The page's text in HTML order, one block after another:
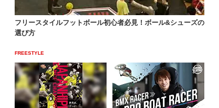
フリースタイルフットボール初心者必見！ボール&シューズの
選び方
FREESTYLE